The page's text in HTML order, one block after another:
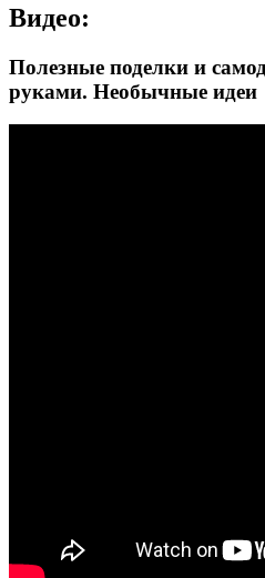
Видео:
Полезные поделки и
руками. Необычные идеи